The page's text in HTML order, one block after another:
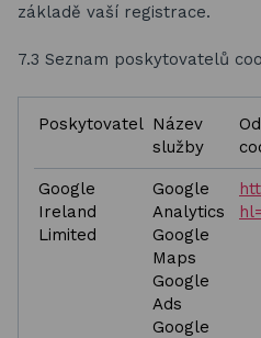
základě vaší registrace.
7.3 Seznam poskytovatelů
Poskytovatel Název
služby
Google
Ireland
Limited
Google
Analytics
Google
Maps
Google
Ads
Google